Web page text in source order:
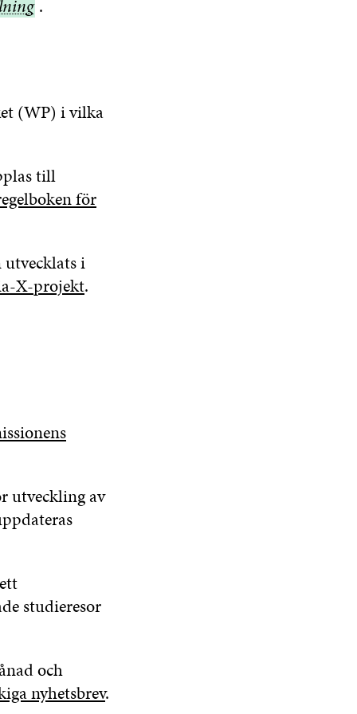
.
(WP) i vilka
till
för
i
X-projekt.
utveckling av
studieresor
och
nyhetsbrev.